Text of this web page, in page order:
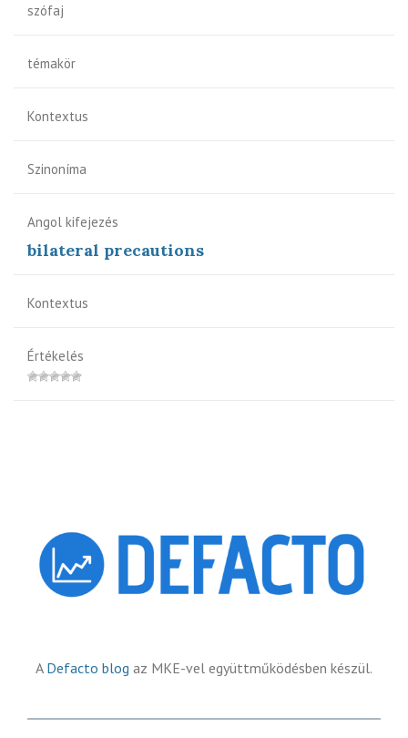
szófaj
témakör
Kontextus
Szinoníma
Angol kifejezés
bilateral precautions
Kontextus
Értékelés
A Defacto blog az MKE-vel együttműködésben készül.